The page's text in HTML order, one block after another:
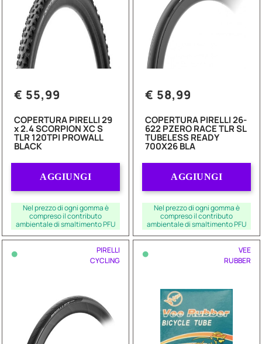
€ 55,99
COPERTURA PIRELLI 29
x 2.4 SCORPION XC S
TLR 120TPI PROWALL
BLACK
AGGIUNGI
Nel prezzo di ogni gomma è
compreso il contributo
ambientale di smaltimento PFU
€ 58,99
COPERTURA PIRELLI 26-
622 PZERO RACE TLR SL
TUBELESS READY
700X26 BLA
AGGIUNGI
Nel prezzo di ogni gomma è
compreso il contributo
ambientale di smaltimento PFU
•
PIRELLI
CYCLING
•
VEE
RUBBER